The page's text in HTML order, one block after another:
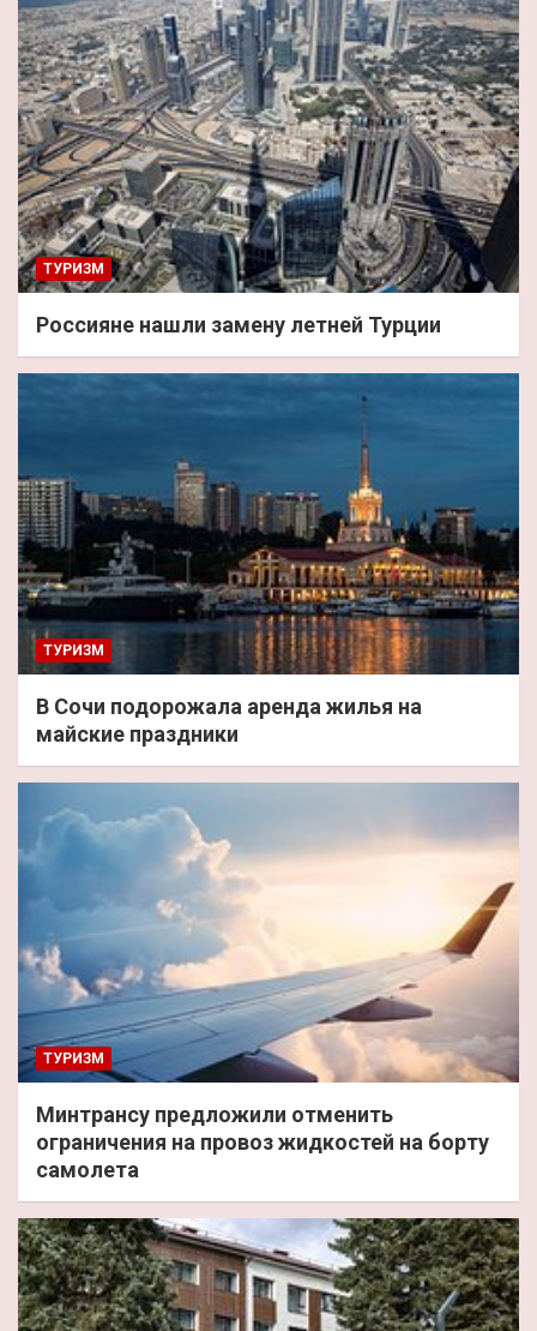
ТУРИЗМ
Россияне нашли замену летней Турции
ТУРИЗМ
В Сочи подорожала аренда жилья на
майские праздники
ТУРИЗМ
Минтрансу предложили отменить
ограничения на провоз жидкостей на борту
самолета